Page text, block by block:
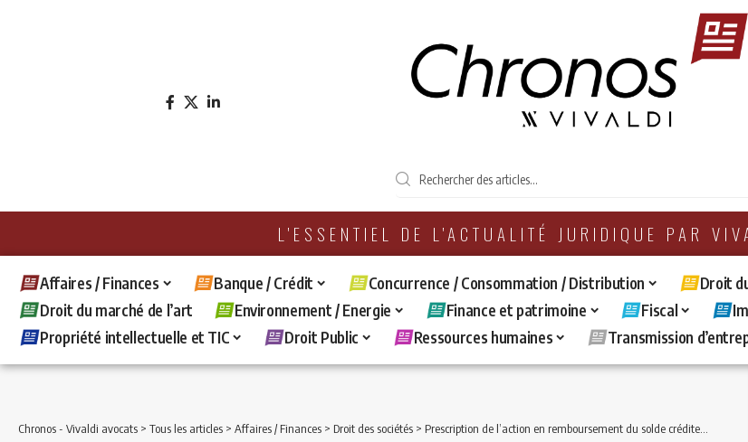
L'ESSENTIEL DE L'ACTUALITÉ JURIDIQUE PAR
Affaires / Finances Banque / Crédit Concurrence / Consommation / Distribution
Droit
Droit du marché de l’art
Environnement / Energie Finance et patrimoine Fiscal
Propriété intellectuelle et TIC
Droit Public Ressources humaines Transmission
Chronos - Vivaldi avocats > Tous les articles > Affaires / Finances > Droit des sociétés > Prescription de l’action en remboursement du solde créditeur d’un compte courant d’associés